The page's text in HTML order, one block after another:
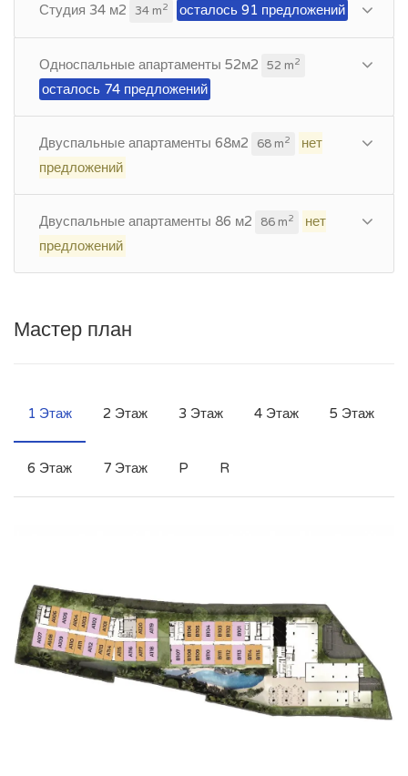
Студия 34 м2 34 m2 осталось 91 предложений
Односпальные апартаменты 52м2 52 m2
осталось 74 предложений
Двуспальные апартаменты 68м2 68 m2
нет
предложений
Двуспальные апартаменты 86 м2 86 m2
нет
предложений
Мастер план
1 Этаж 2 Этаж 3 Этаж 4 Этаж 5 Этаж
6 Этаж 7 Этаж P R